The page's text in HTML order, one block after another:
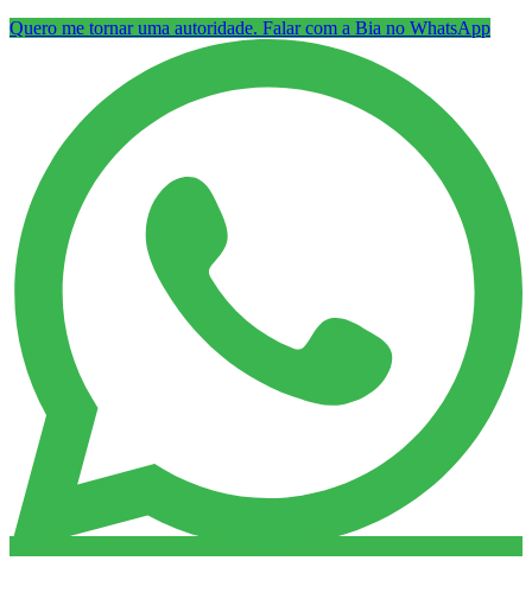
Quero me tornar uma autoridade. Falar com a Bia no WhatsApp